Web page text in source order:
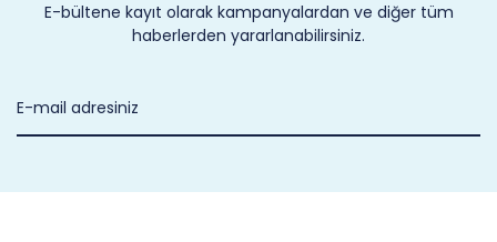
E-bültene kayıt olarak kampanyalardan ve diğer tüm
haberlerden yararlanabilirsiniz.